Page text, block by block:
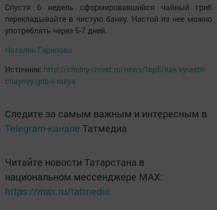
Спустя 6 недель сформировавшийся чайный гриб
перекладывайте в чистую банку. Настой из нее можно
употреблять через 5-7 дней.
Наталия Гарипова
Источник: http://chelny-izvest.ru/news/top5/kak-vyrastit-
chaynyy-grib-s-nulya
Следите за самым важным и интересным в
Telegram-канале Татмедиа
Читайте новости Татарстана в
национальном мессенджере MАХ:
https://max.ru/tatmedia